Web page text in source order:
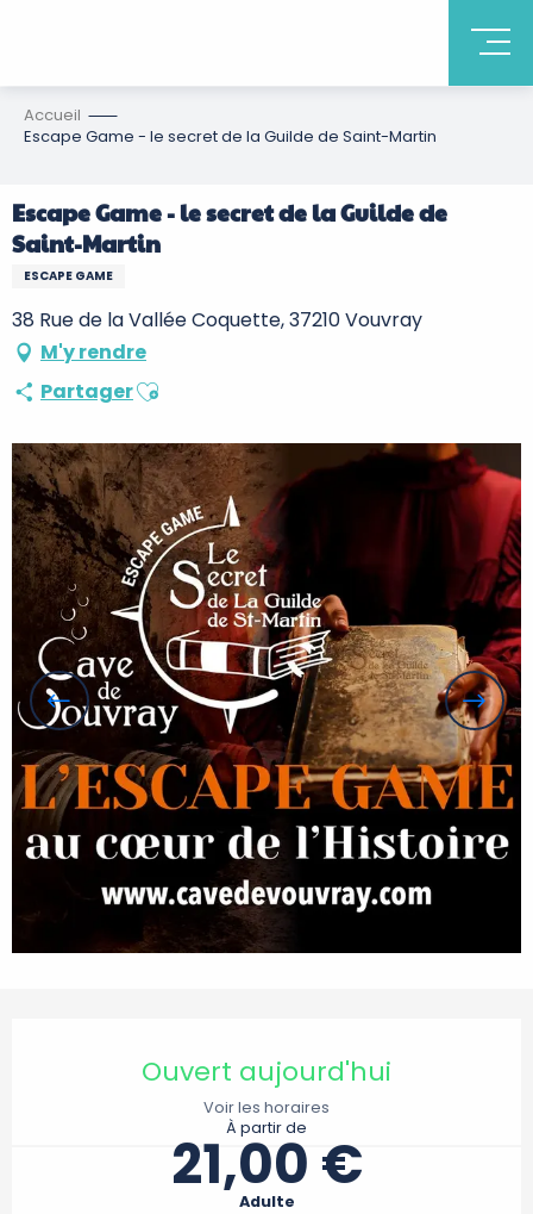
Accueil
Escape Game - le secret de la Guilde de Saint-Martin
Escape Game - le secret de la Guilde de
Saint-Martin
ESCAPE GAME
38 Rue de la Vallée Coquette, 37210 Vouvray
M'y rendre
PartagerAjouter aux favoris
Ouvert aujourd'hui
Voir les horaires
À partir de
21,00 €
Adulte